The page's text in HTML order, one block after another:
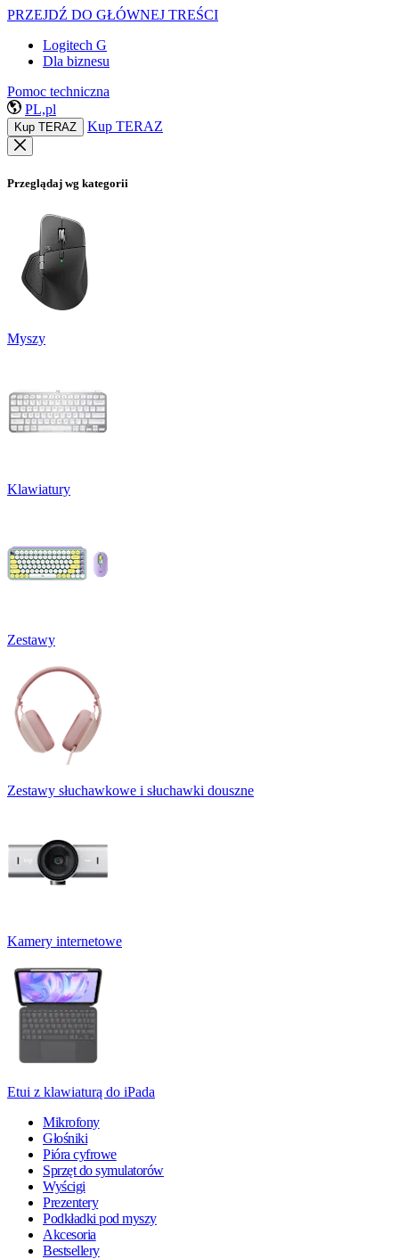
PRZEJDŹ DO GŁÓWNEJ TREŚCI
Logitech G
Dla biznesu
Pomoc techniczna
PL,pl
Kup TERAZ Kup TERAZ
Przeglądaj wg kategorii
Myszy
Klawiatury
Zestawy
Zestawy słuchawkowe i słuchawki douszne
Kamery internetowe
Etui z klawiaturą do iPada
Mikrofony
Głośniki
Pióra cyfrowe
Sprzęt do symulatorów
Wyścigi
Prezentery
Podkładki pod myszy
Akcesoria
Bestsellery